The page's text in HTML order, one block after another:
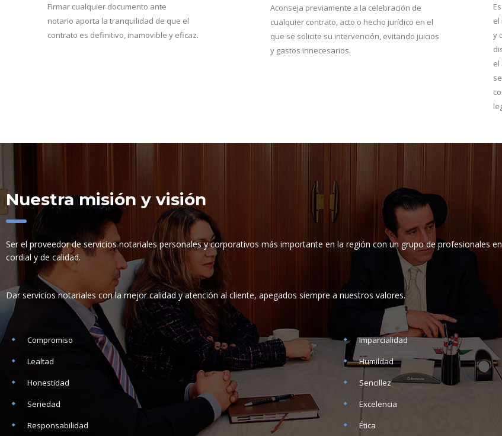
Firmar cualquier documento ante
notario aporta la tranquilidad de que el
contrato es definitivo, inamovible y eficaz.
Aconseja previamente a la celebración de
cualquier contrato, acto o hecho jurídico en el
que se solicite su intervención, evitando juicios
y gastos innecesarios.
el
y
el
Nuestra misión y visión
Ser el proveedor de servicios notariales personales y corporativos más importante en la región con un grupo de profesionales
cordial y de calidad.
Dar servicios notariales con la mejor calidad y atención al cliente, apegados siempre a nuestros valores.
Compromiso
Lealtad
Honestidad
Seriedad
Responsabilidad
Imparcialidad
Humildad
Sencillez
Excelencia
Ética